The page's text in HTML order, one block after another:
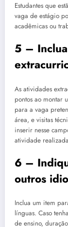
Estudantes que
vaga de estágio
acadêmicas ou
5 –
As atividades
pontos ao montar
para a vaga
área, e visitas
inserir nesse
atividade
6 –
outros
Inclua um item
línguas. Caso
de ensino,